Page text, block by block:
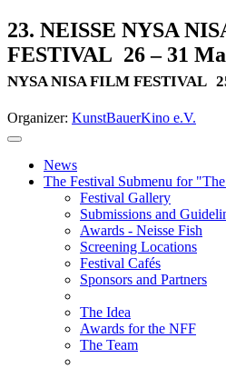
23. NEISSE NYSA
FESTIVAL 26 – 31
NYSA NISA FILM FESTIVAL
Organizer: KunstBauerKino e.V.
News
The Festival Submenu for
Festival Gallery
Submissions and
Awards - Neisse Fish
Screening Locations
Festival Cafés
Sponsors and Partners
The Idea
Awards for the NFF
The Team